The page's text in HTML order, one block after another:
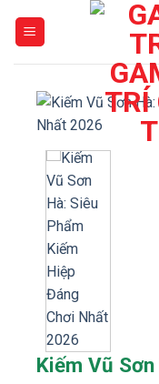
Kiếm Vũ Sơn